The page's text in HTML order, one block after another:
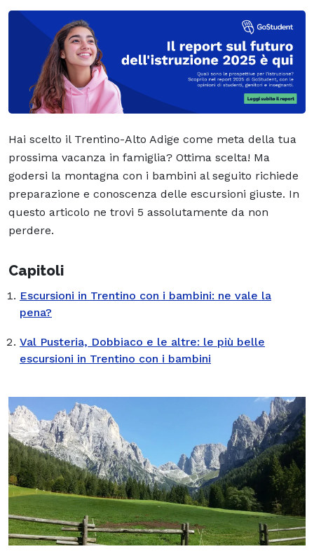
Hai scelto il Trentino-Alto Adige come meta della tua
prossima vacanza in famiglia? Ottima scelta! Ma
godersi la montagna con i bambini al seguito richiede
preparazione e conoscenza delle escursioni giuste. In
questo articolo ne trovi 5 assolutamente da non
perdere.
Capitoli
Escursioni in Trentino con i bambini: ne vale la
pena?
Val Pusteria, Dobbiaco e le altre: le più belle
escursioni in Trentino con i bambini